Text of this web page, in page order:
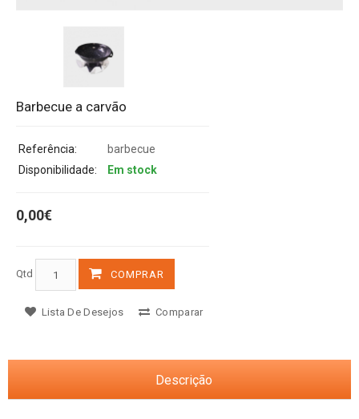
Barbecue a carvão
Referência:
barbecue
Disponibilidade:
Em stock
0,00€
Qtd COMPRAR
Lista De Desejos Comparar
Descrição